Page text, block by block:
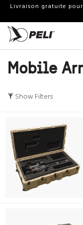
Livraison gratuite
Mobile
Show Filters